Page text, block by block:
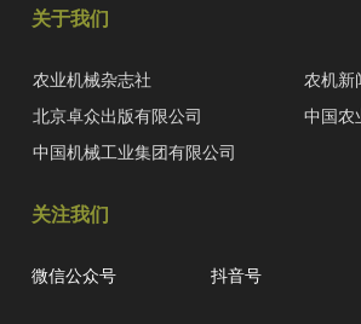
关于我们
农业机械杂志社
农机新
北京卓众出版有限公司
中国农
中国机械工业集团有限公司
关注我们
微信公众号 抖音号